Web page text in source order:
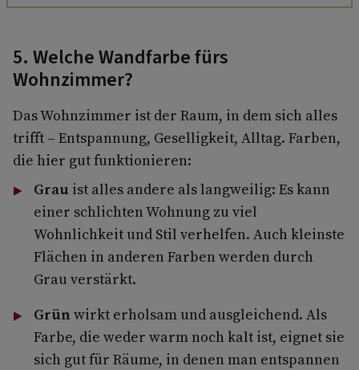
5. Welche Wandfarbe fürs
Wohnzimmer?
Das Wohnzimmer ist der Raum, in dem sich alles
trifft – Entspannung, Geselligkeit, Alltag. Farben,
die hier gut funktionieren:
Grau ist alles andere als langweilig: Es kann
einer schlichten Wohnung zu viel
Wohnlichkeit und Stil verhelfen. Auch kleinste
Flächen in anderen Farben werden durch
Grau verstärkt.
Grün wirkt erholsam und ausgleichend. Als
Farbe, die weder warm noch kalt ist, eignet sie
sich gut für Räume, in denen man entspannen